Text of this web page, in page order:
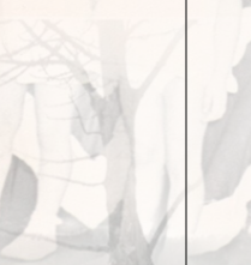
прорыхлить кое-где,
Сощурился он на
подбородок. Сегодня
вдруг и решил: всё!
— и летит обратно на
порядок!
Что-то
Хлопнул себя по
и на ней два